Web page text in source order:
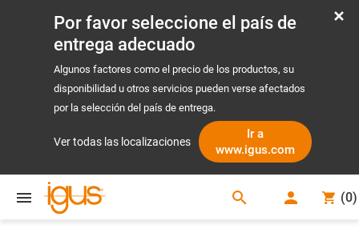
Por favor seleccione el país de
entrega adecuado
Algunos factores como el precio de los productos, su
disponibilidad u otros servicios pueden verse afectados
por la selección del país de entrega.
Ver todas las localizaciones
Ir a
www.igus.com
search (0)